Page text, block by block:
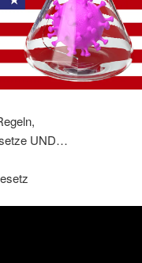
UND…